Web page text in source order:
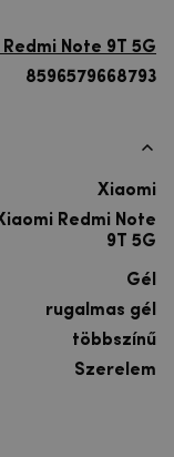
Note 9T 5G
8596579668793
Xiaomi
Redmi Note
9T 5G
Gél
rugalmas gél
többszínű
Szerelem